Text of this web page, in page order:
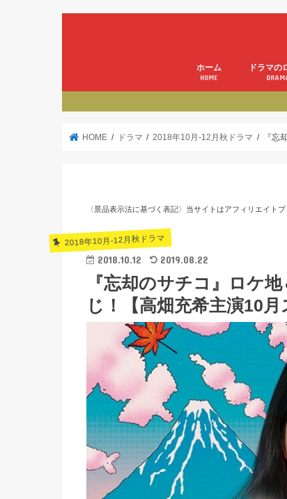
ホーム
HOME
ドラマの
HOME ドラマ 2018年10月-12月秋ドラマ 『忘
〈景品表示法に基づく表記〉当サイトはアフィリエイト
2018年10月-12月秋ドラマ
2018.10.12 2019.08.22
『忘却のサチコ』ロケ
じ！【高畑充希主演10月